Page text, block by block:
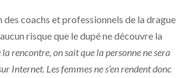
des coachs et professionnels de la drague
risque que le dupé ne découvre la
la rencontre, on sait que la personne ne sera
Internet. Les femmes ne s’en rendent donc